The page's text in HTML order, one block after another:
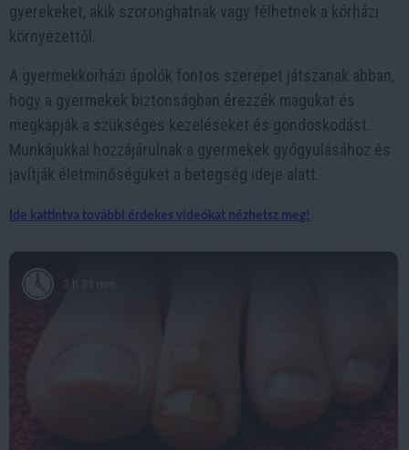
gyerekeket, akik szoronghatnak vagy félhetnek a kórházi
környezettől.
A gyermekkorházi ápolók fontos szerepet játszanak abban,
hogy a gyermekek biztonságban érezzék magukat és
megkapják a szükséges kezeléseket és gondoskodást.
Munkájukkal hozzájárulnak a gyermekek gyógyulásához és
javítják életminőségüket a betegség ideje alatt.
Ide kattintva további érdekes videókat nézhetsz meg!
3 h 31 min